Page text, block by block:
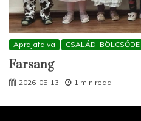
Aprajafalva CSALÁDI BÖLCSŐDE
Farsang
2026-05-13 1 min read